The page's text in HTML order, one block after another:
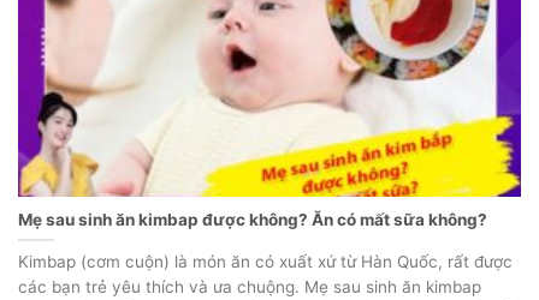
Mẹ sau sinh ăn kimbap được không? Ăn có mất sữa không?
Kimbap (cơm cuộn) là món ăn có xuất xứ từ Hàn Quốc, rất được
các bạn trẻ yêu thích và ưa chuộng. Mẹ sau sinh ăn kimbap